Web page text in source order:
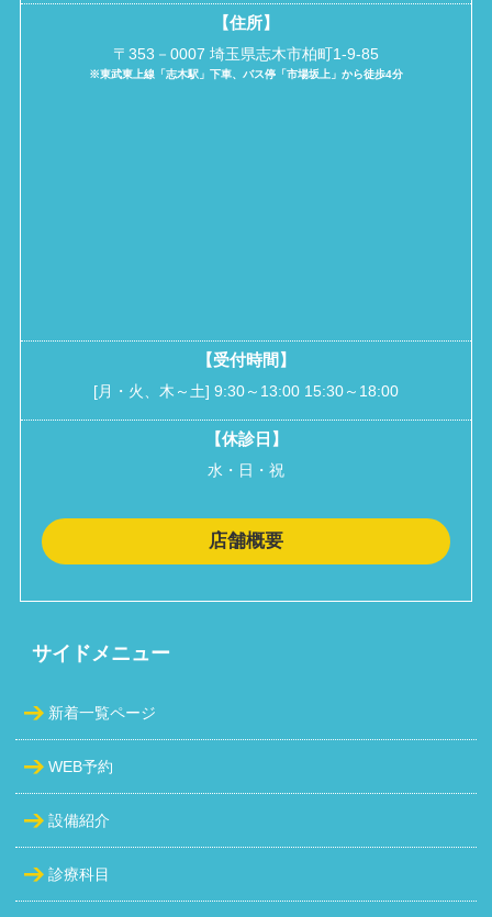
【住所】
〒353－0007 埼玉県志木市柏町1-9-85
※東武東上線「志木駅」下車、バス停「市場坂上」から徒歩4分
【受付時間】
[月・火、木～土] 9:30～13:00 15:30～18:00
【休診日】
水・日・祝
店舗概要
サイドメニュー
新着一覧ページ
WEB予約
設備紹介
診療科目